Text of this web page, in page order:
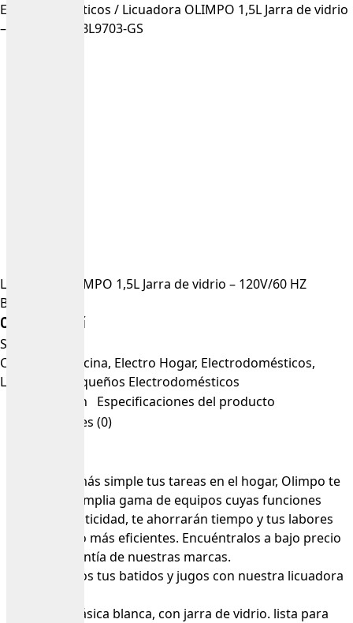
Electrodomésticos / Licuadora OLIMPO 1,5L Jarra de vidrio
– 120V/60 HZ BL9703-GS
Licuadora OLIMPO 1,5L Jarra de vidrio – 120V/60 HZ
BL9703-GS
Compra aquí
SKU
Categorías
Cocina, Electro Hogar, Electrodomésticos,
Licuadora
Pequeños Electrodomésticos
Descripción
Especificaciones del producto
Valoraciones (0)
Para hacer más simple tus tareas en el hogar, Olimpo te
ofrece una amplia gama de equipos cuyas funciones
brindan practicidad, te ahorrarán tiempo y tus labores
serán mucho más eficientes. Encuéntralos a bajo precio
y con la garantía de nuestras marcas.
prepara todos tus batidos y jugos con nuestra licuadora
Licuadora clásica blanca, con jarra de vidrio. lista para